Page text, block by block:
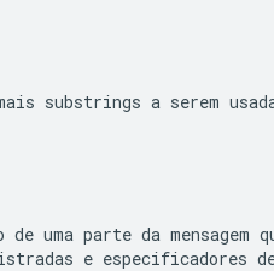
substrings a serem
uma parte da mensagem
e especificadores